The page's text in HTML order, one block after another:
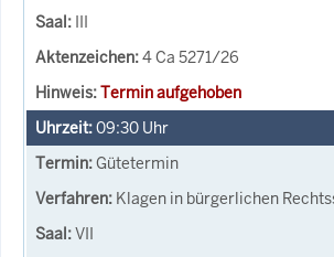
III
4 Ca 5271/26
Termin aufgehoben
09:30 Uhr
Gütetermin
Klagen in bürgerlichen
VII